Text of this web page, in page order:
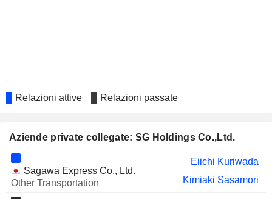
Relazioni attive Relazioni passate
Aziende private collegate: SG Holdings Co.,Ltd.
Sagawa Express Co., Ltd.
Other Transportation
Eiichi Kuriwada
Kimiaki Sasamori